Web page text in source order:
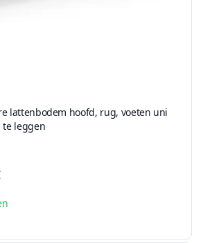
lattenbodem hoofd, rug, voeten uni
te leggen